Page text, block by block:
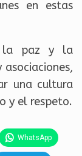
en estas
la paz y la
una cultura
y el respeto.
WhatsApp